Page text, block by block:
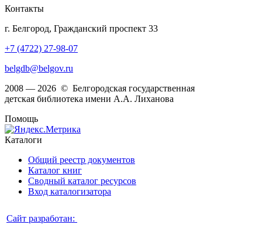
Контакты
г. Белгород, Гражданский проспект 33
+7 (4722) 27-98-07
belgdb@belgov.ru
2008 — 2026 © Белгородская государственная
детская библиотека имени А.А. Лиханова
Помощь
Каталоги
Общий реестр документов
Каталог книг
Сводный каталог ресурсов
Вход каталогизатора
Сайт разработан: